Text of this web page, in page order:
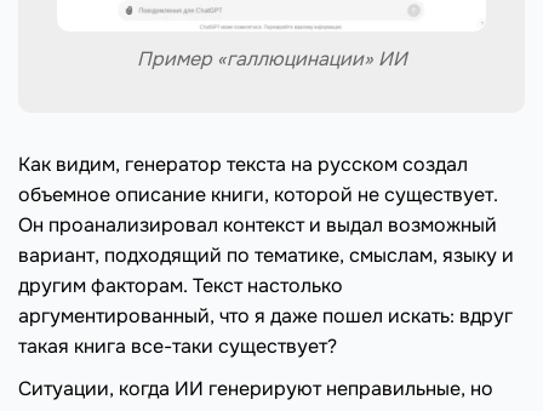
Пример «галлюцинации» ИИ
Как видим, генератор текста на русском создал
объемное описание книги, которой не существует.
Он проанализировал контекст и выдал возможный
вариант, подходящий по тематике, смыслам, языку и
другим факторам. Текст настолько
аргументированный, что я даже пошел искать: вдруг
такая книга все-таки существует?
Ситуации, когда ИИ генерируют неправильные, но